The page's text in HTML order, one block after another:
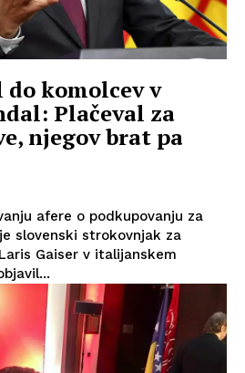
do komolcev v
Plačeval za
njegov brat pa
afere o podkupovanju za
slovenski strokovnjak za
Gaiser v italijanskem